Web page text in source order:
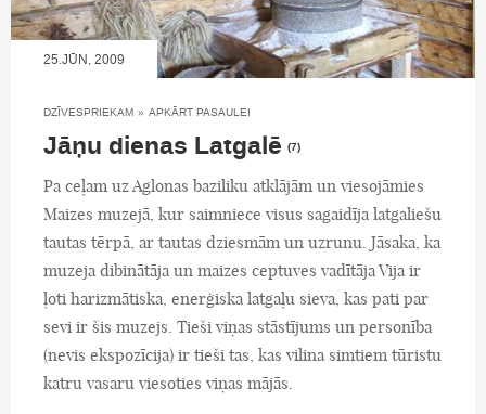
25.JŪN, 2009
DZĪVESPRIEKAM » APKĀRT PASAULEI
Jāņu dienas Latgalē (7)
Pa ceļam uz Aglonas baziliku atklājām un viesojāmies
Maizes muzejā, kur saimniece visus sagaidīja latgaliešu
tautas tērpā, ar tautas dziesmām un uzrunu. Jāsaka, ka
muzeja dibinātāja un maizes ceptuves vadītāja Vija ir
ļoti harizmātiska, enerģiska latgaļu sieva, kas pati par
sevi ir šis muzejs. Tieši viņas stāstījums un personība
(nevis ekspozīcija) ir tieši tas, kas vilina simtiem tūristu
katru vasaru viesoties viņas mājās.